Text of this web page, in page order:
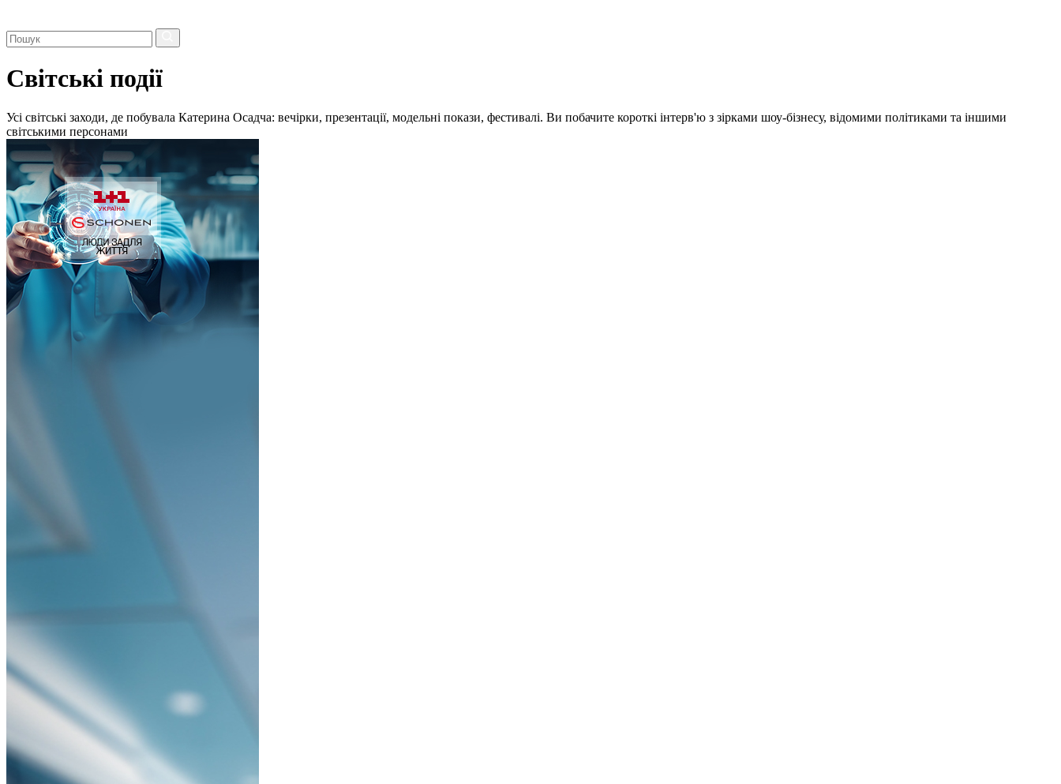
Світські події
Усі світські заходи, де побувала Катерина Осадча: вечірки, презентації, модельні покази, фестивалі. Ви побачите короткі інтерв'ю з зірками шоу-бізнесу, відомими політиками та іншими
світськими персонами